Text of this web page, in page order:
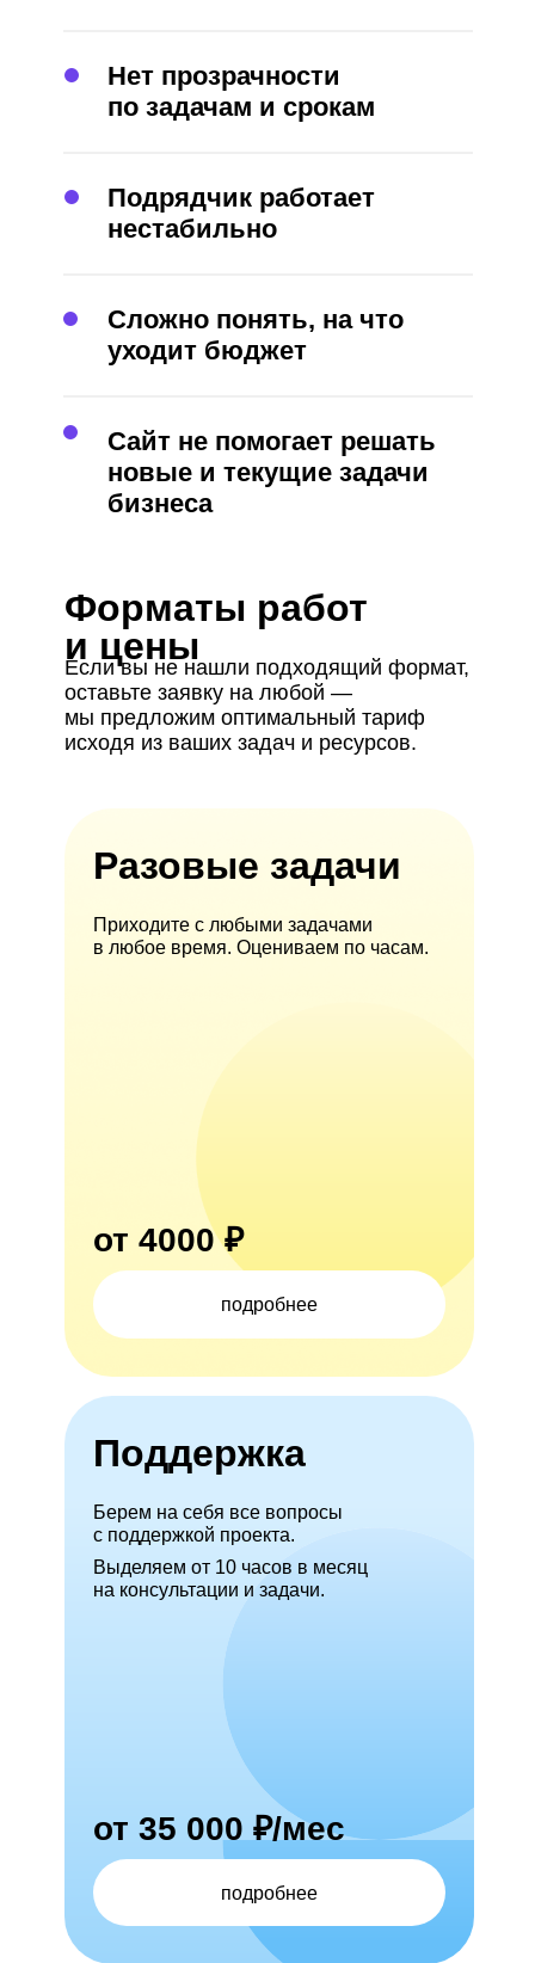
Нет прозрачности
по задачам и срокам
Подрядчик работает
нестабильно
Сложно понять, на что
уходит бюджет
Сайт не помогает решать
новые и текущие задачи
бизнеса
Форматы работ
и цены
Если вы не нашли подходящий формат,
оставьте заявку на любой —
мы предложим оптимальный тариф
исходя из ваших задач и ресурсов.
Разовые задачи
Приходите с любыми задачами
в любое время. Оцениваем по часам.
от 4000 ₽
подробнее
подробнее
Поддержка
Берем на себя все вопросы
с поддержкой проекта.
Выделяем от 10 часов в месяц
на консультации и задачи.
от 35 000 ₽/мес